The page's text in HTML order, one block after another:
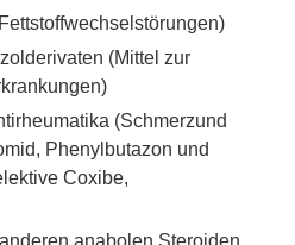
(Mittel zur
(Schmerzund
Phenylbutazon und
Coxibe,
anabolen Steroiden